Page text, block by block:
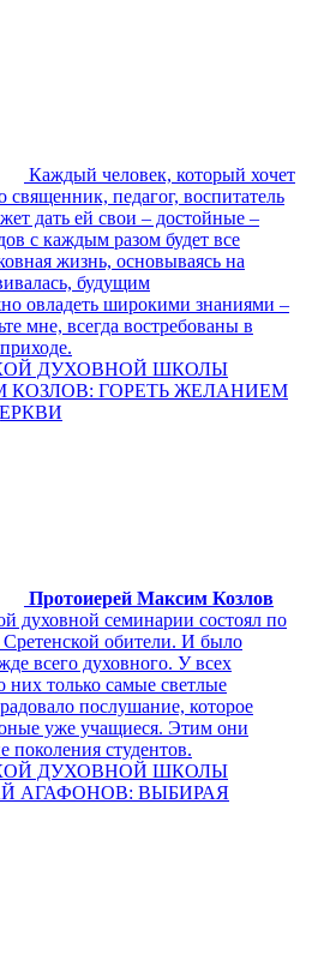
Каждый человек, который хочет
педагог, воспитатель
дать ей свои – достойные –
с каждым разом будет все
жизнь, основываясь на
будущим
овладеть широкими знаниями –
мне, всегда востребованы в
ДУХОВНОЙ ШКОЛЫ
ГОРЕТЬ ЖЕЛАНИЕМ
Протоиерей Максим Козлов
духовной семинарии состоял по
обители. И было
всего духовного. У всех
них только самые светлые
послушание, которое
уже учащиеся. Этим они
студентов.
ДУХОВНОЙ ШКОЛЫ
АГАФОНОВ: ВЫБИРАЯ